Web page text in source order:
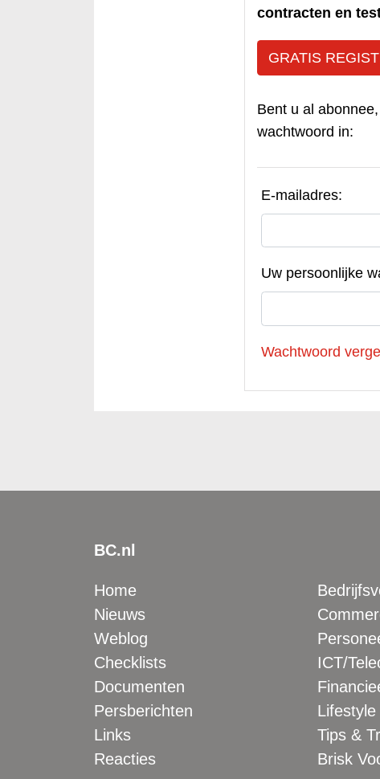
contracten en
GRATIS
Bent u al
wachtwoord in:
E-mailadres:
Uw persoonlijke
Wachtwoord
BC.nl
Home
Nieuws
Weblog
Checklists
Documenten
Persberichten
Links
Reacties
ICT/
Lifestyle
Tips &
Brisk